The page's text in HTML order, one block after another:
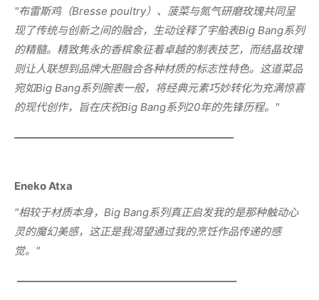
"布雷斯鸡（Bresse poultry）、菠菜与氮气研磨玫瑰共同呈
现了传统与创新之间的融合，生动诠释了宇舶表Big Bang系列
的精髓。精致隽永的香槟象征着卓越的制表技艺，而结晶玫瑰
则让人联想到品牌大胆融合各种材质的标志性特色。这道菜品
宛如Big Bang系列腕表一般，将经典元素巧妙转化为充满惊喜
的现代创作，旨在庆祝Big Bang系列20年的先锋历程。 "
Eneko Atxa
"相较于材质本身， Big Bang系列真正启发我的是那种触动心
灵的魔幻美感，这正是我渴望通过我的烹饪作品传递的感
觉。 "